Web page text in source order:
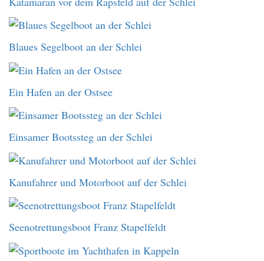
Blaues Segelboot an der Schlei
Ein Hafen an der Ostsee
Einsamer Bootssteg an der Schlei
Kanufahrer und Motorboot auf der Schlei
Seenotrettungsboot Franz Stapelfeldt